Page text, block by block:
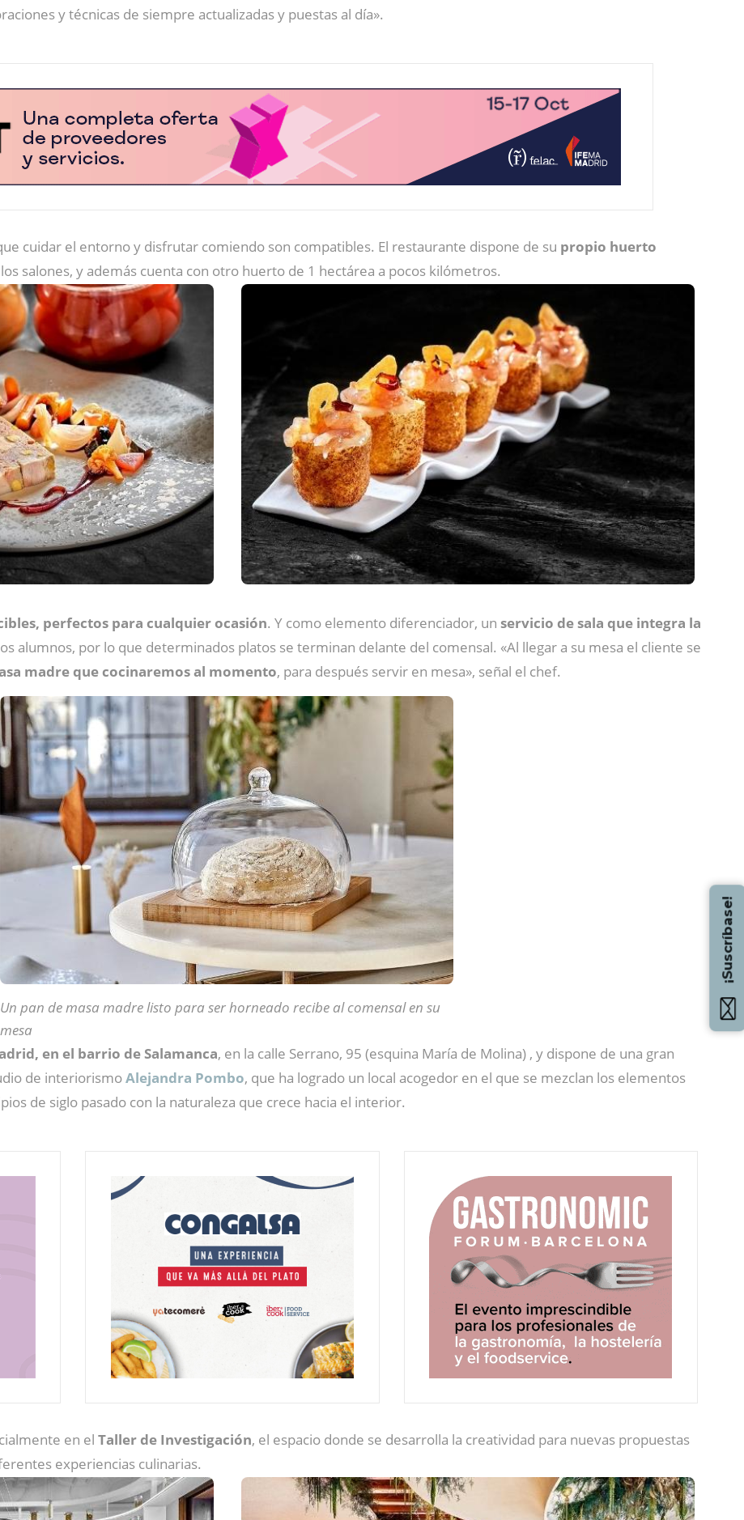
y técnicas de siempre actualizadas y puestas al día».
cuidar el entorno y disfrutar comiendo son compatibles. El restaurante dispone de su propio huerto
salones, y además cuenta con otro huerto de 1 hectárea a pocos kilómetros.
perfectos para cualquier ocasión. Y como elemento diferenciador, un servicio de sala que integra la
alumnos, por lo que determinados platos se terminan delante del comensal. «Al llegar a su mesa el cliente se
madre que cocinaremos al momento, para después servir en mesa», señal el chef.
Un pan de masa madre listo para ser horneado recibe al comensal en su
mesa
en el barrio de Salamanca, en la calle Serrano, 95 (esquina María de Molina) , y dispone de una gran
de interiorismoAlejandra Pombo, que ha logrado un local acogedor en el que se mezclan los elementos
de siglo pasado con la naturaleza que crece hacia el interior.
en el Taller de Investigación, el espacio donde se desarrolla la creatividad para nuevas propuestas
experiencias culinarias.
¡Suscríbase!